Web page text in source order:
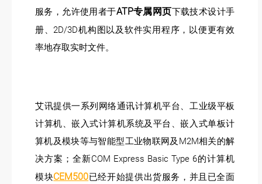
服务，允许使用者于ATP专属网页下载技术设计手
册、2D/3D机构图以及软件实用程序，以便更有效
率地存取实时文件。
艾讯提供一系列网络通讯计算机平台、工业级平板
计算机、嵌入式计算机系统及平台、嵌入式单板计
算机及模块等与智能型工业物联网及M2M相关的解
决方案；全新COM Express Basic Type 6的计算机
模块CEM500已经开始提供出货服务，并且已全面